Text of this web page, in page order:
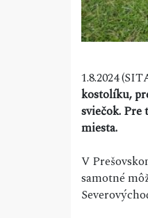
1.8.2024
kostolíku,
sviečok.
miesta.
V
samotné